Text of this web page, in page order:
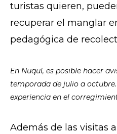
turistas quieren,
recuperar el manglar
pedagógica de
En Nuquí, es posible hacer
temporada de julio a
experiencia en el
Además de las visitas